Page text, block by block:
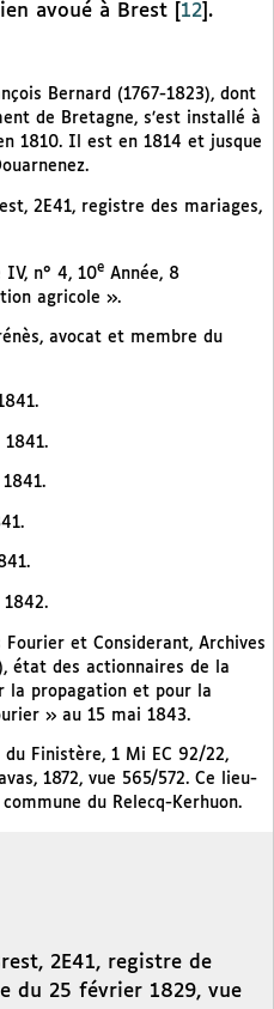
avoué à Brest
12 .
Bernard (1767-1823), dont
de Bretagne, s’est installé à
1810. Il est en 1814 et jusque
2E41, registre des mariages,
IV, n° 4, 10e Année, 8
agricole ».
avocat et membre du
1842.
Fourier et Considerant, Archives
état des actionnaires de la
la propagation et pour la
» au 15 mai 1843.
Finistère, 1 Mi EC 92/22,
1872, vue 565/572. Ce lieu-
du Relecq-Kerhuon.
2E41, registre de
du 25 février 1829, vue